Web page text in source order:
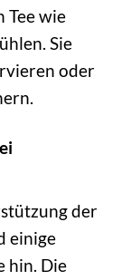
Tee wie
Sie
oder
der
einige
hin. Die